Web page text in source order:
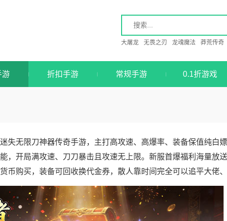
大屠龙 无畏之刃 龙魂魔法 莽荒传奇
游 折扣手游 常规手游 0.1折游戏
失无限刀神器传奇手游，主打高攻速、高爆率、装备保值纯白
，开局满攻速、刀刀暴击且攻速无上限。新服首爆福利海量放
币购买，装备可回收换代金券，散人靠时间完全可以追平大佬、